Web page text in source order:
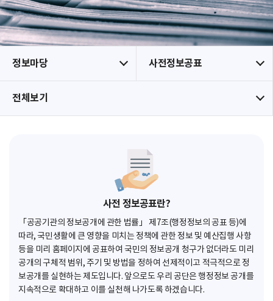
정보마당 사전정보공표
전체보기
사전 정보공표란?
「공공기관의 정보공개에 관한 법률」 제7조(행정정보의 공표 등)에
따라, 국민생활에 큰 영향을 미치는 정책에 관한 정보 및 예산집행 사항
등을 미리 홈페이지에 공표하여 국민의 정보공개 청구가 없더라도 미리
공개의 구체적 범위, 주기 및 방법을 정하여 선제적이고 적극적으로 정
보공개를 실현하는 제도입니다. 앞으로도 우리 공단은 행정정보 공개를
지속적으로 확대하고 이를 실천해 나가도록 하겠습니다.